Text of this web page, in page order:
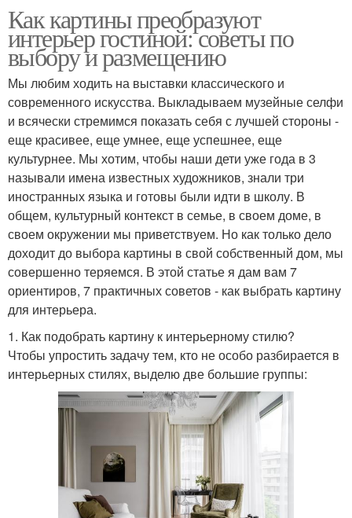
Как картины преобразуют
интерьер гостиной: советы по
выбору и размещению
Мы любим ходить на выставки классического и
современного искусства. Выкладываем музейные селфи
и всячески стремимся показать себя с лучшей стороны -
еще красивее, еще умнее, еще успешнее, еще
культурнее. Мы хотим, чтобы наши дети уже года в 3
называли имена известных художников, знали три
иностранных языка и готовы были идти в школу. В
общем, культурный контекст в семье, в своем доме, в
своем окружении мы приветствуем. Но как только дело
доходит до выбора картины в свой собственный дом, мы
совершенно теряемся. В этой статье я дам вам 7
ориентиров, 7 практичных советов - как выбрать картину
для интерьера.
1. Как подобрать картину к интерьерному стилю?
Чтобы упростить задачу тем, кто не особо разбирается в
интерьерных стилях, выделю две большие группы: